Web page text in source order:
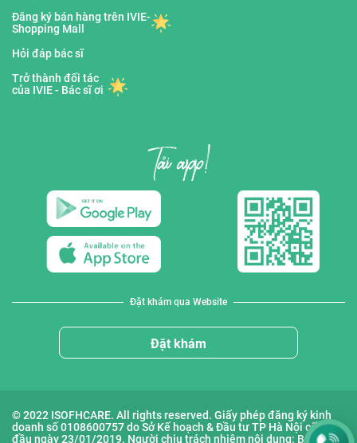
Đăng ký bán hàng trên IVIE-
Shopping Mall
Hỏi đáp bác sĩ
Trở thành đối tác
của IVIE - Bác sĩ ơi
Đặt khám qua Website
Đặt khám
© 2022 ISOFHCARE. All rights reserved. Giấy phép đăng ký kinh
doanh số 0108600757 do Sở Kế hoạch & Đầu tư TP Hà Nội cấp lần
đầu ngày 23/01/2019. Người chịu trách nhiệm nội dung: Bà